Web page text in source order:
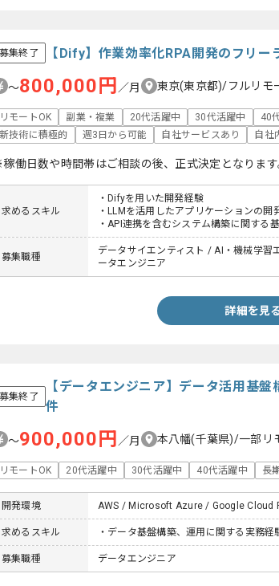
募集終了 【Dify】作業効率化RPA開発のフリー
〜800,000円 ／月 東京(東京都)/フルリモ
リモートOK 副業・複業 20代活躍中 30代活躍中 40
新技術に積極的
週3日から可能 自社サービスあり 自社
働日数や時間帯はご相談の後、正式決定となります
求めるスキル
・Difyを用いた開発経験
・LLMを活用したアプリケーションの開
・API連携を含むシステム構築に関する
募集職種
データサイエンティスト / AI・機械学
ータエンジニア
詳細を見
募集終了
【データエンジニア】データ活用基
件
〜900,000円 ／月 本八幡(千葉県)/一部リ
リモートOK 20代活躍中 30代活躍中 40代活躍中 長
開発環境 AWS / Microsoft Azure / Google Cloud
求めるスキル ・データ基盤構築、運用に関する実務経
募集職種 データエンジニア